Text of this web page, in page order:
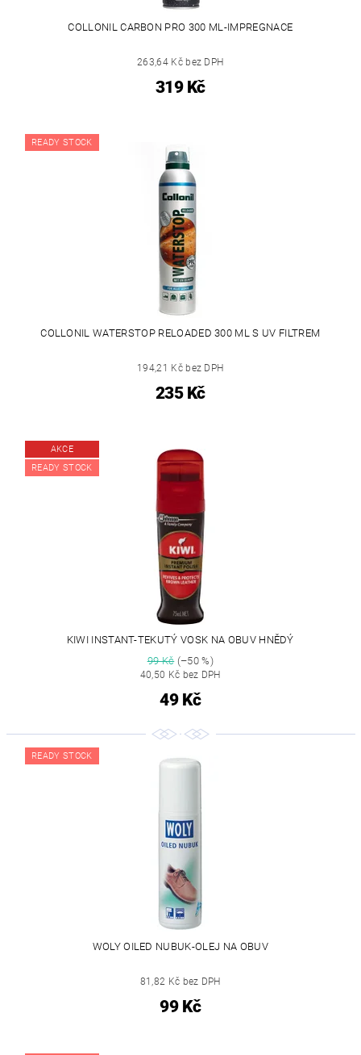
COLLONIL CARBON PRO 300 ML-IMPREGNACE
263,64 Kč bez DPH
319 Kč
READY STOCK
COLLONIL WATERSTOP RELOADED 300 ML S UV FILTREM
194,21 Kč bez DPH
235 Kč
AKCE
READY STOCK
KIWI INSTANT-TEKUTÝ VOSK NA OBUV HNĚDÝ
99 Kč(–50 %)
40,50 Kč bez DPH
49 Kč
READY STOCK
WOLY OILED NUBUK-OLEJ NA OBUV
81,82 Kč bez DPH
99 Kč